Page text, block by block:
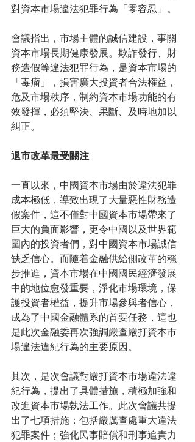
對資本市場違法犯罪行為「零容忍」。
會議指出，市場主體的誠信建設，事關
資本市場長期健康發展。欺詐發行、財
務造假等違法犯罪行為，是資本市場的
「毒瘤」，損害廣大投資者合法權益，
危及市場秩序，制約資本市場功能的有
效發揮，必須堅決、果斷、及時地加以
糾正。
退市改革最受關注
一直以來，中國資本市場由於違法犯罪
成本極低，導致出現了大量惡性財務造
假案件，這不僅對中國資本市場帶來了
巨大的負面影響，更令中國以及世界範
圍內的投資者們，對中國資本市場誠信
缺乏信心。而隨着金融供給側改革的穩
步推進，資本市場在中國國民經濟發展
中的地位愈發重要，淨化市場環境，保
護投資者權益，提升市場參與者信心，
成為了中國金融體系的首要任務，這也
是此次金融委再次強調嚴查嚴打資本市
場違法違紀行為的主要原因。
其次，是次會議對嚴打資本市場違法違
紀行為，提出了具體措施，積極加強和
改進資本市場執法工作。此次會議共提
出了七項措施：包括嚴厲查處重大違法
犯罪案件；強化民事賠償和刑事追責力